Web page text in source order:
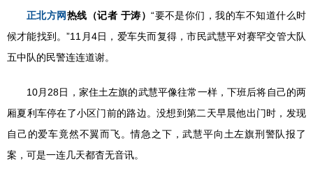
正北方网热线（记者 于涛）“要不是你们，我的车不知道什么时
候才能找到。”11月4日，爱车失而复得，市民武慧平对赛罕交管大队
五中队的民警连连道谢。
10月28日，家住土左旗的武慧平像往常一样，下班后将自己的两
厢夏利车停在了小区门前的路边。没想到第二天早晨他出门时，发现
自己的爱车竟然不翼而飞。情急之下，武慧平向土左旗刑警队报了
案，可是一连几天都杳无音讯。